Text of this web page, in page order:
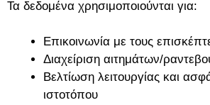
Τα δεδομένα χρησιμοποιούνται για:
Επικοινωνία με τους
Διαχείριση αιτημάτων/
Βελτίωση λειτουργίας και
ιστοτόπου